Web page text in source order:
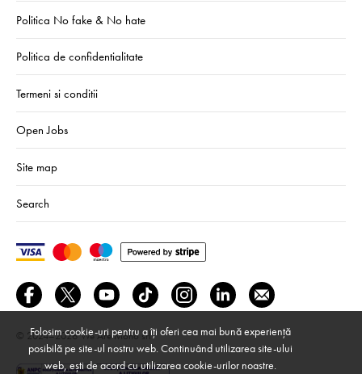
Politica No fake & No hate
Politica de confidentialitate
Termeni si conditii
Open Jobs
Site map
Search
© 2024–2026 We Are Mono srl
Folosim cookie-uri pentru a îți oferi cea mai bună experiență
posibilă pe site-ul nostru web. Continuând utilizarea site-ului
web, ești de acord cu utilizarea cookie-urilor noastre.